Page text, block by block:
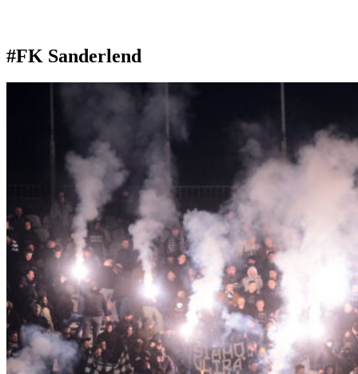
#FK Sanderlend